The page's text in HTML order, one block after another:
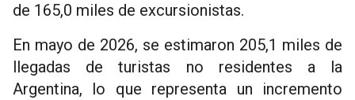
de 165,0 miles de excursionistas.
En mayo de 2026, se estimaron 205,1 miles de
llegadas de turistas no residentes a la
Argentina, lo que representa un incremento